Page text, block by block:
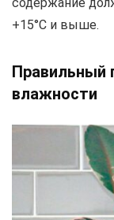
+15°C и выше.
Правильный
влажности